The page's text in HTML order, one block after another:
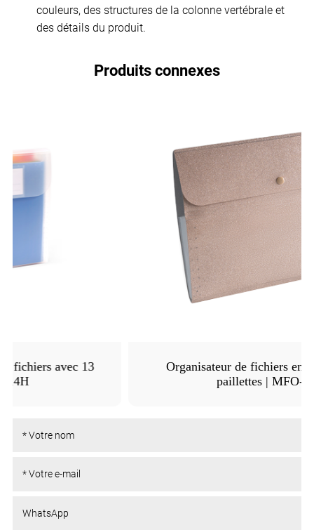
couleurs, des structures de la colonne vertébrale et
des détails du produit.
Produits connexes
Organisateur de fichiers en expansion des